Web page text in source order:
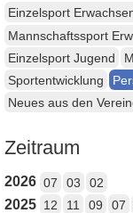
Einzelsport
Mannschaftssport
Einzelsport Jugend
Sportentwicklung
Neues aus den
Zeitraum
2026 07 03 02
2025 12 11 09 07